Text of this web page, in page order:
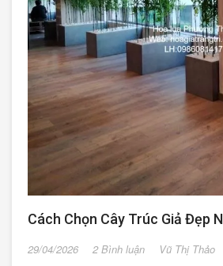
Cách Chọn Cây Trúc Giả Đẹp
29/04/2026 2 Bình luận Vũ Thị Thảo